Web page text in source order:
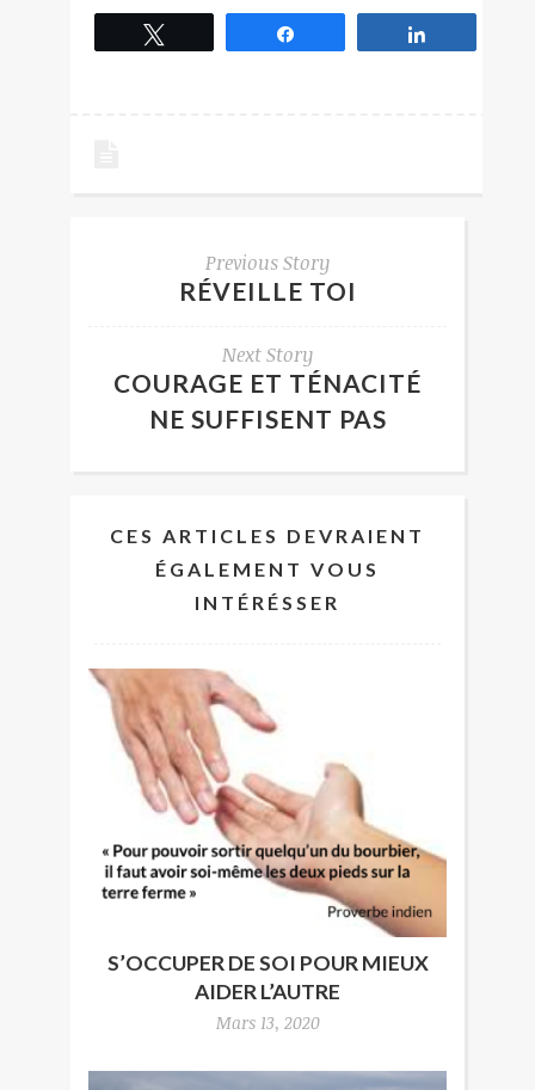
Previous Story
RÉVEILLE TOI
Next Story
COURAGE ET TÉNACITÉ
NE SUFFISENT PAS
CES ARTICLES DEVRAIENT
ÉGALEMENT VOUS
INTÉRÉSSER
S’OCCUPER DE SOI POUR MIEUX
AIDER L’AUTRE
Mars 13, 2020